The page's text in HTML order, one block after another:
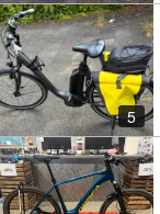
5